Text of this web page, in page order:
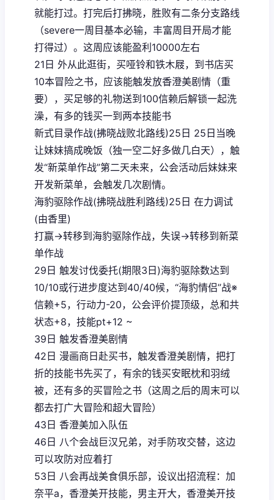
就能打过。打完后打拂晓，胜败有二条分支路线
（severe一周目基本必输，丰富周目开局才能
打得过）。这周应该能盈利10000左右
21日 外从此逛街，买哑铃和铁木屐，到书店买
10本冒险之书，应该能触发放香澄美剧情（重
要），买足够的礼物送到100信赖后解锁一起洗
澡，有多的钱买一到两本技能书
新式目录作战(拂晓战败北路线)25日 25日当晚
让妹妹搞成晚饭（独一空二好多做几白天），触
发“新菜单作战”第二天未来，公会活动后妹妹来
开发新菜单，会触发几次剧情。
海豹驱除作战(拂晓战胜利路线)25日 在力调试
(由香里)
打赢→转移到海豹驱除作战，失误→转移到新菜
单作战
29日 触发讨伐委托(期限3日)海豹驱除数达到
10/10或行进步度达到40/40候，“海豹情侣”战※
信赖+5，行动力-20，公会评价提顶级，总和共
状态+8，技能pt+12 ~
39日 触发香澄美剧情
42日 漫画商日赴买书，触发香澄美剧情，把打
折的技能书先买了，有余的钱买安眠枕和羽绒
被，还有多的买冒险之书（这周之后的周末可以
都去打广大冒险和超大冒险）
43日 香澄美加入队伍
46日 八个会战巨汉兄弟，对手防攻交替，这边
可以攻防对应着打
53日 八会再战美食俱乐部，设议出招流程：加
奈平a，香澄美开技能，男主开大，香澄美开技